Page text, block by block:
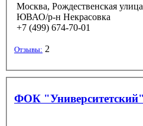
Москва, Рождественская
ЮВАО/р-н Некрасовка
+7 (499) 674-70-01
Отзывы: 2
ФОК "Университетский"